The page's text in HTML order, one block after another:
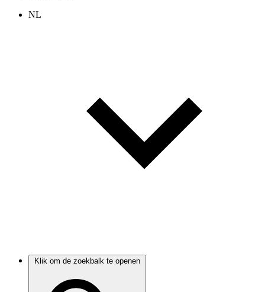
NL
Klik om de zoekbalk te openen